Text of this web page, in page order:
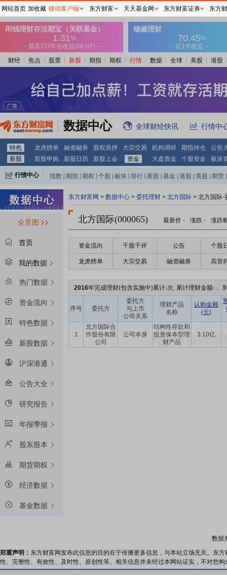
财经 焦点 股票 新股 期指 期权 行情 数据 全球 美股 港股
数据中心 全球财经快讯 行情中
特色 龙虎榜单 融资融券 股权质押 大宗交易 机构调研 期指持仓
公告
新股
新股申购 新股日历 新股上会 资金 大盘资金 个股资金 板块
行情中心 指数 期指 期权 个股 板块 排行 新股 基金 港股 美股 期货
全景图
首页
我的数据
热门数据
资金流向
特色数据
新股数据
沪深港通
公告大全
研究报告
年报季报
股东股本
期货期权
经济数据
基金数据
东方财富网 > 数据中心 > 委托理财 > 北方国际 > 北方国际-
北方国际(000065) 最新价 - 涨跌 - 涨跌
资金流向 千股千评 公告 个股
龙虎榜单 大宗交易 融资融券 高管
2016年完成理财(包含实施中)累计-次, 累计理财金额-，
序号 委托方
委托方
与上市
公司关系
理财产品
名称
认购金额
(元)
1
北方国际合
作股份有限
公司
公司本身
结构性存款和
投资保本型理
财产品
3.10亿
数据
郑重声明： 东方财富网发布此信息的目的在于传播更多信息，与本站立场无关。东
性、完整性、有效性、及时性、原创性等。相关信息并未经过本网站证实，不对您
网站首页 加收藏 移动客户端 东方财富 天天基金网 东方财富证券 东方